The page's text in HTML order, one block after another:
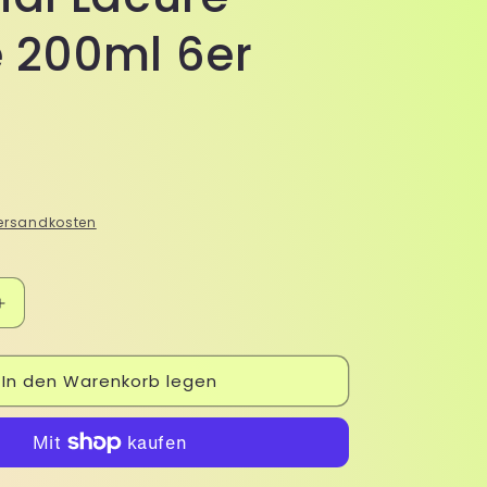
200ml 6er
Erhöhe
für
Creme
In den Warenkorb legen